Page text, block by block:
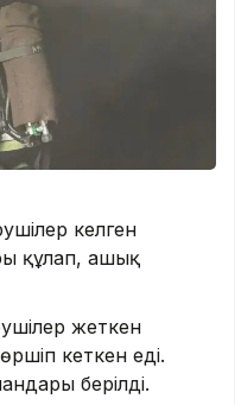
келген
құлап, ашық
жеткен
кеткен еді.
берілді.